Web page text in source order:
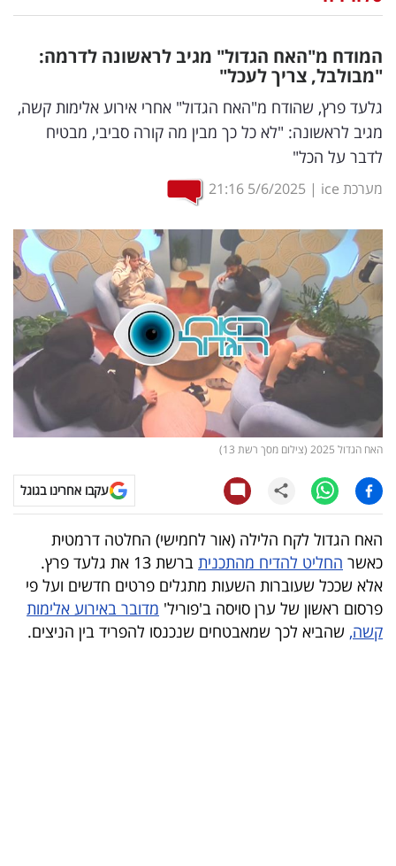
דיגיטל
וטק
שיווק
ופרסום
מדדים
ומחקרים
דעות
רכילות
קריפטו
ויראלי
טלוויזיה
עסקי
ספורט
קריירה
המודח מ"האח הגדול" מגיב לראשונה לדרמה:
"מבולבל, צריך לעכל"
גלעד פרץ, שהודח מ"האח הגדול" אחרי אירוע אלימות קשה,
מגיב לראשונה: "לא כל כך מבין מה קורה סביבי, מבטיח
לדבר על הכל"
מערכת ice |
5/6/2025
21:16
האח הגדול 2025 (צילום מסך רשת 13)
עקבו אחרינו בגוגל
האח הגדול לקח הלילה (אור לחמישי) החלטה דרמטית
כאשר החליט להדיח מהתכנית
ברשת 13 את גלעד פרץ.
אלא שככל שעוברות השעות מתגלים פרטים חדשים ועל פי
פרסום ראשון של ערן סויסה ב'פוריל' מדובר באירוע אלימות
קשה, שהביא לכך שמאבטחים שנכנסו להפריד בין הניצים.